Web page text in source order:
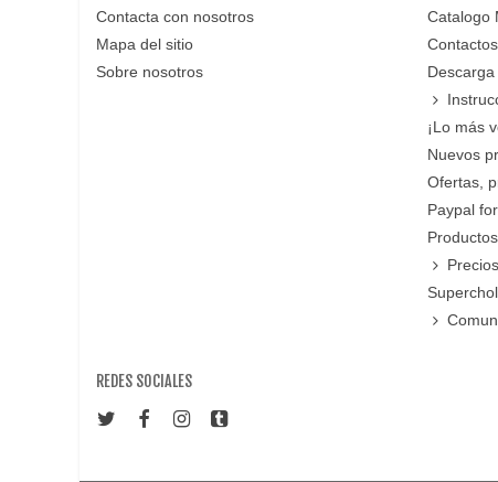
Contacta con nosotros
Mapa del sitio
Sobre nosotros
Catalogo
¡Lo más
Nuevos
Ofertas,
Paypal
REDES SOCIALES